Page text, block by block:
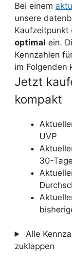
Bei einem
unsere
Kaufzeitpunkt
optimal ein.
Kennzahlen
im Folgenden
Jetzt
kompakt
UVP
30-
Alle
zuklappen